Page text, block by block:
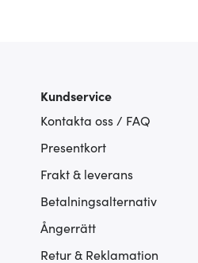
Kundservice
Kontakta oss / FAQ
Presentkort
Frakt & leverans
Betalningsalternativ
Ångerrätt
Retur & Reklamation